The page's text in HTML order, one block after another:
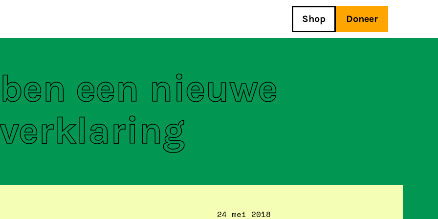
Shop Doneer
een nieuwe
24 mei 2018